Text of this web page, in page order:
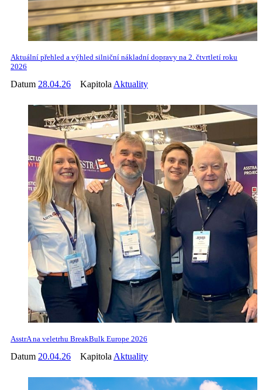
Aktuální přehled a výhled silniční nákladní dopravy na 2. čtvrtletí roku
2026
Datum 28.04.26 Kapitola Aktuality
AsstrA na veletrhu BreakBulk Europe 2026
Datum 20.04.26 Kapitola Aktuality